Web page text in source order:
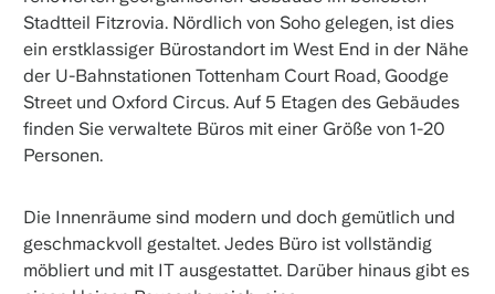
Stadtteil Fitzrovia. Nördlich von Soho gelegen, ist dies
ein erstklassiger Bürostandort im West End in der Nähe
der U-Bahnstationen Tottenham Court Road, Goodge
Street und Oxford Circus. Auf 5 Etagen des Gebäudes
finden Sie verwaltete Büros mit einer Größe von 1-20
Personen.
Die Innenräume sind modern und doch gemütlich und
geschmackvoll gestaltet. Jedes Büro ist vollständig
möbliert und mit IT ausgestattet. Darüber hinaus gibt es